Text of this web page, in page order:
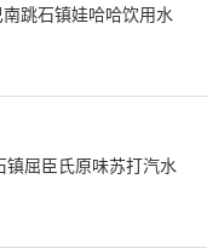
跳石镇娃哈哈饮用水
屈臣氏原味苏打汽水